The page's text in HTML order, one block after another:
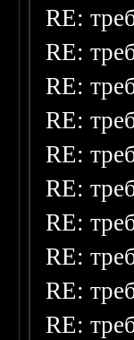
RE:
RE:
RE:
RE:
RE:
RE:
RE:
RE:
RE:
RE: